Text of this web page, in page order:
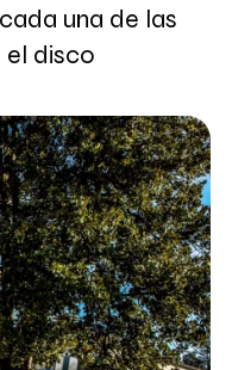
una de las
el disco